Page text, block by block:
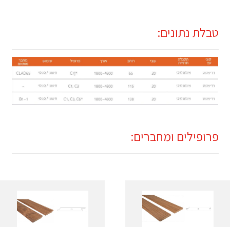
טבלת נתונים:
פרופילים ומחברים: